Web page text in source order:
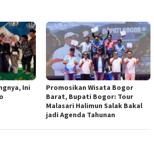
Ini
Promosikan Wisata Bogor
Barat, Bupati Bogor: Tour
Malasari Halimun Salak Bakal
jadi Agenda Tahunan